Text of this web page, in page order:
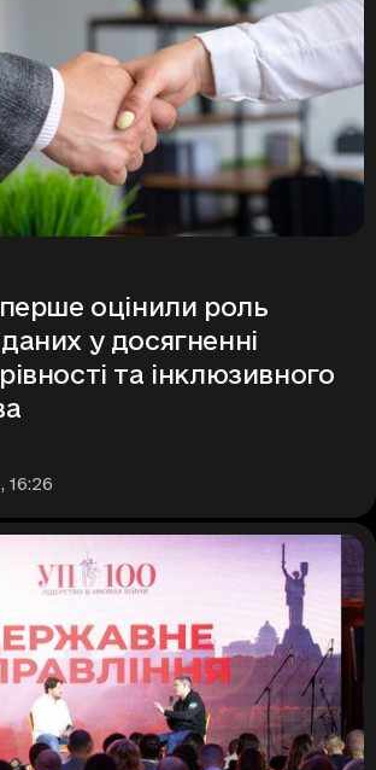
оцінили роль
у досягненні
та інклюзивного
, 16:26